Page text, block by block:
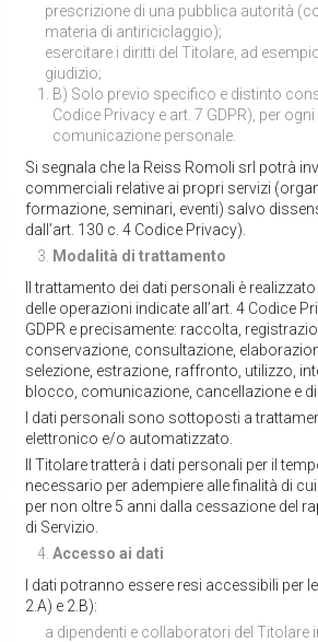
prescrizione di una pubblica autorità
materia di antiriciclaggio);
esercitare i diritti del Titolare, ad
giudizio;
B) Solo previo specifico e distinto
Codice Privacy e art. 7 GDPR), per
comunicazione personale.
Si segnala che la Reiss Romoli srl potrà
commerciali relative ai propri servizi
formazione, seminari, eventi) salvo
dall’art. 130 c. 4 Codice Privacy).
Modalità di trattamento
Il trattamento dei dati personali è
delle operazioni indicate all’art. 4 Codice
GDPR e precisamente: raccolta,
conservazione, consultazione,
selezione, estrazione, raffronto, utilizzo,
blocco, comunicazione, cancellazione e
I dati personali sono sottoposti a
elettronico e/o automatizzato.
Il Titolare tratterà i dati personali per il
necessario per adempiere alle finalità di
per non oltre 5 anni dalla cessazione del
di Servizio.
Accesso ai dati
I dati potranno essere resi accessibili per
2.A) e 2.B):
a dipendenti e collaboratori del Titolare